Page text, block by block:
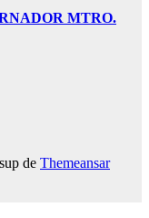
MTRO.
de Themeansar